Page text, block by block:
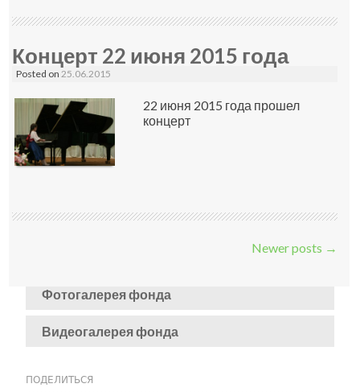
Концерт 22 июня 2015 года
Posted on25.06.2015
22 июня 2015 года прошел
концерт
Newer posts →
Фотогалерея фонда
Видеогалерея фонда
ПОДЕЛИТЬСЯ